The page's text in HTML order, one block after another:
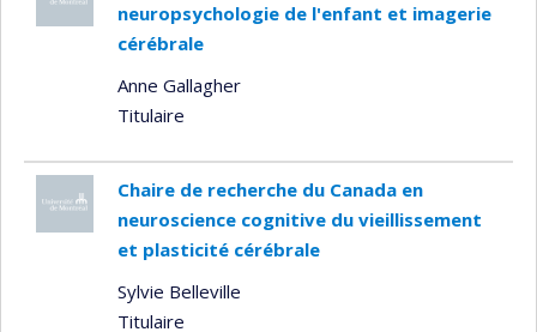
neuropsychologie de l'enfant et imagerie
cérébrale
Anne Gallagher
Titulaire
Chaire de recherche du Canada en
neuroscience cognitive du vieillissement
et plasticité cérébrale
Sylvie Belleville
Titulaire